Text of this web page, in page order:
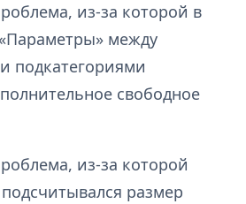
из-за которой в
между
подкатегориями
свободное
из-за которой
размер